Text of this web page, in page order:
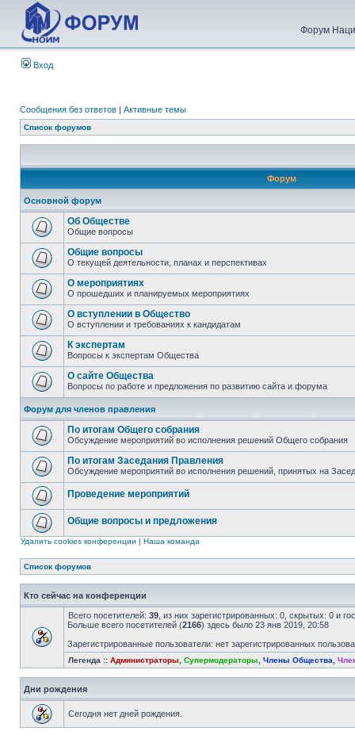
Форум
Вход
Сообщения без ответов | Активные темы
Список форумов
Форум
Основной форум
Об Обществе
Общие вопросы
Общие вопросы
О текущей деятельности, планах и перспективах
О мероприятиях
О прошедших и планируемых мероприятиях
О вступлении в Общество
О вступлении и требованиях к кандидатам
К экспертам
Вопросы к экспертам Общества
О сайте Общества
Вопросы по работе и предложения по развитию сайта и форума
Форум для членов правления
По итогам Общего собрания
Обсуждение мероприятий во исполнения решений Общего собрания
По итогам Заседания Правления
Обсуждение мероприятий во исполнения решений, принятых на
Проведение мероприятий
Общие вопросы и предложения
Удалить cookies конференции | Наша команда
Список форумов
Кто сейчас на конференции
Всего посетителей: 39 , из них зарегистрированных: 0, скрытых: 0 и
Больше всего посетителей (2166) здесь было 23 янв 2019, 20:58
Зарегистрированные пользователи: нет зарегистрированных
Легенда :: Администраторы Супермодераторы Члены Общества
Дни рождения
Сегодня нет дней рождения.